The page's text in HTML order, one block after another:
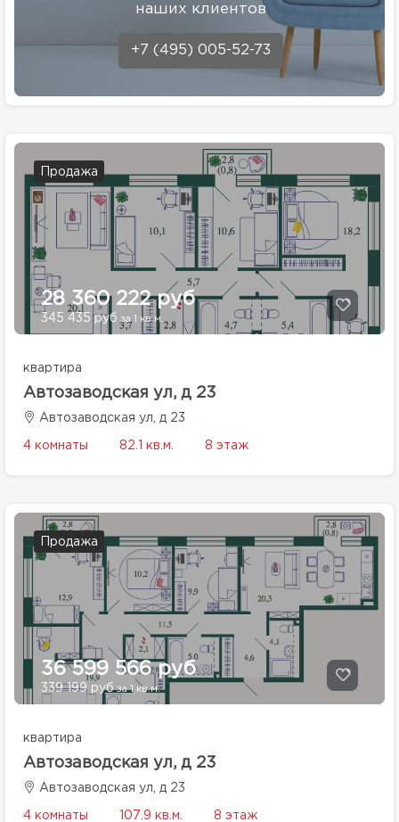
наших клиентов
+7 (495) 005-52-73
Продажа
28 360 222 руб
345 435 руб за 1 кв.м.
квартира
Автозаводская ул, д 23
Автозаводская ул, д 23
4 комнаты 82.1 кв.м. 8 этаж
Продажа
36 599 566 руб
339 199 рубза 1 кв.м.
квартира
Автозаводская ул, д 23
Автозаводская ул, д 23
4 комнаты 107.9 кв.м. 8 этаж